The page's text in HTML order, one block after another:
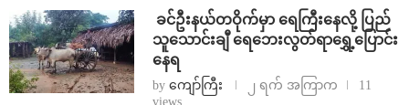
⁩ ⁨ခင်ဦးနယ်တဝိုက်မှာ ရေကြီးနေလို့ ပြည်
သူသောင်းချီ ရေဘေးလွတ်ရာရွှေ့ပြောင်း
နေရ
by ကျော်ကြီး ၂ ရက် အကြာက
11
views